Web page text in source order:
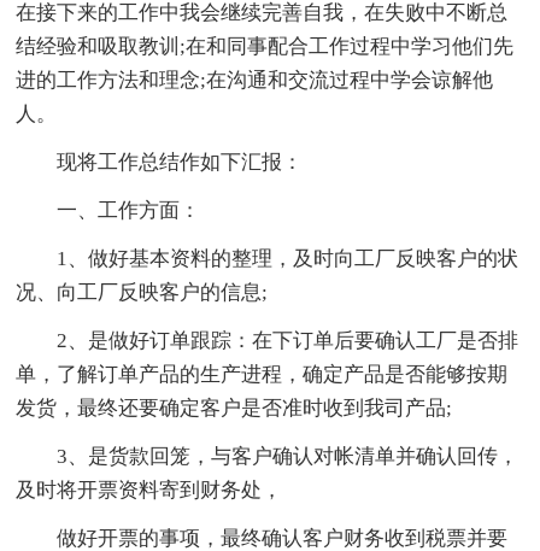
在接下来的工作中我会继续完善自我，在失败中不断总
结经验和吸取教训;在和同事配合工作过程中学习他们先
进的工作方法和理念;在沟通和交流过程中学会谅解他
人。
现将工作总结作如下汇报：
一、工作方面：
1、做好基本资料的整理，及时向工厂反映客户的状
况、向工厂反映客户的信息;
2、是做好订单跟踪：在下订单后要确认工厂是否排
单，了解订单产品的生产进程，确定产品是否能够按期
发货，最终还要确定客户是否准时收到我司产品;
3、是货款回笼，与客户确认对帐清单并确认回传，
及时将开票资料寄到财务处，
做好开票的事项，最终确认客户财务收到税票并要